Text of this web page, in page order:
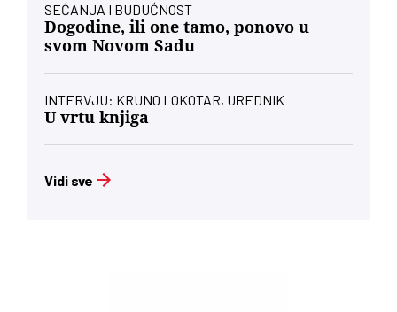
SEĆANJA I BUDUĆNOST
Dogodine, ili one tamo, ponovo u
svom Novom Sadu
INTERVJU: KRUNO LOKOTAR, UREDNIK
U vrtu knjiga
Vidi sve